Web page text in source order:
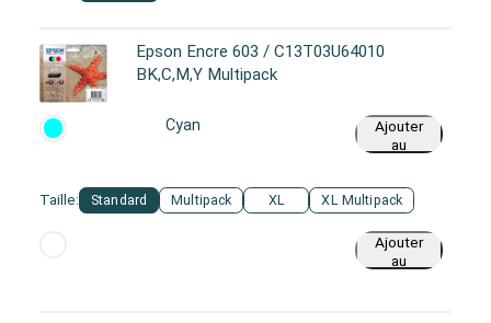
Epson Encre 603 / C13T03U64010
BK,C,M,Y Multipack
Taille: Standard Multipack XL XL Multipack
Cyan
Ajouter
au
Ajouter
au